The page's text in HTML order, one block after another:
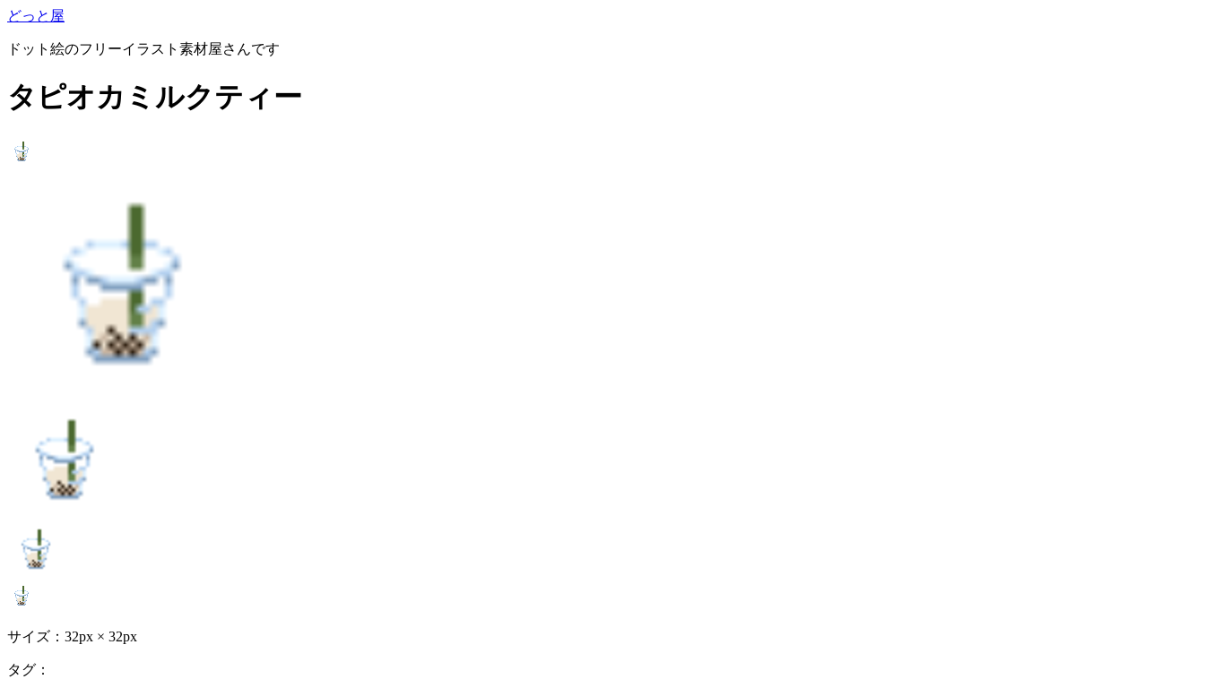
どっと屋
ドット絵のフリーイラスト素材屋さんです
タピオカミルクティー
サイズ：32px × 32px
タグ：